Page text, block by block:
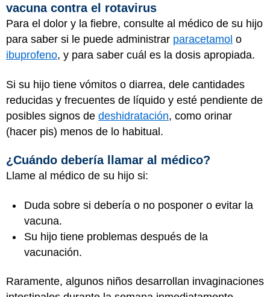
vacuna contra el rotavirus
Para el dolor y la fiebre, consulte al médico de su hijo
para saber si le puede administrar paracetamol o
ibuprofeno, y para saber cuál es la dosis apropiada.
Si su hijo tiene vómitos o diarrea, dele cantidades
reducidas y frecuentes de líquido y esté pendiente de
posibles signos de deshidratación, como orinar
(hacer pis) menos de lo habitual.
¿Cuándo debería llamar al médico?
Llame al médico de su hijo si:
Duda sobre si debería o no posponer o evitar la
vacuna.
Su hijo tiene problemas después de la
vacunación.
Raramente, algunos niños desarrollan invaginaciones